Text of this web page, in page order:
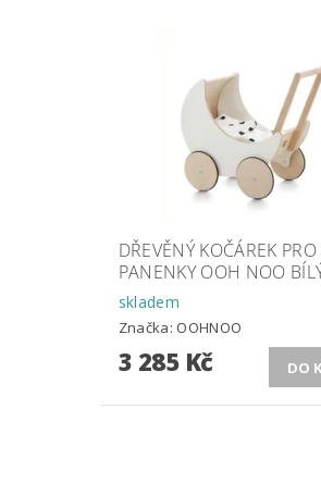
DŘEVĚNÝ KOČÁREK PRO
PANENKY OOH NOO
skladem
Značka: OOHNOO
3 285 Kč